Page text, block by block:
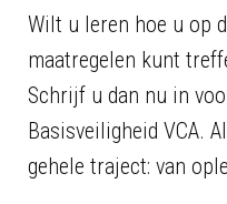
Wilt u leren hoe u op
maatregelen kunt
Schrijf u dan nu in
Basisveiligheid VCA.
gehele traject: van